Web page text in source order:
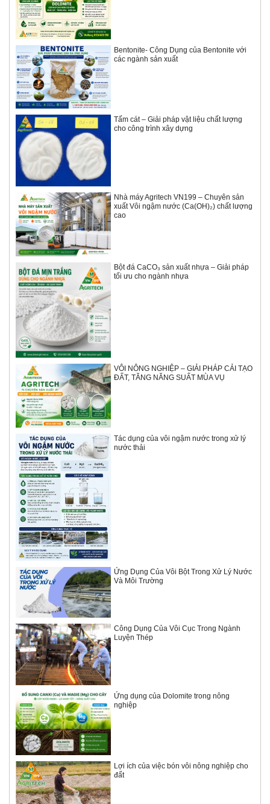
Bentonite- Công Dụng của Bentonite với
các ngành sản xuất
Tấm cát – Giải pháp vật liệu chất lượng
cho công trình xây dựng
Nhà máy Agritech VN199 – Chuyên sản
xuất Vôi ngậm nước (Ca(OH)₂) chất lượng
cao
Bột đá CaCO₃ sản xuất nhựa – Giải pháp
tối ưu cho ngành nhựa
VÔI NÔNG NGHIỆP – GIẢI PHÁP CẢI TẠO
ĐẤT, TĂNG NĂNG SUẤT MÙA VỤ
Tác dụng của vôi ngậm nước trong xử lý
nước thải
Ứng Dụng Của Vôi Bột Trong Xử Lý Nước
Và Môi Trường
Công Dụng Của Vôi Cục Trong Ngành
Luyện Thép
Ứng dụng của Dolomite trong nông
nghiệp
Lợi ích của việc bón vôi nông nghiệp cho
đất